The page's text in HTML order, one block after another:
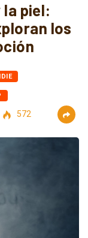
la piel:
los
572